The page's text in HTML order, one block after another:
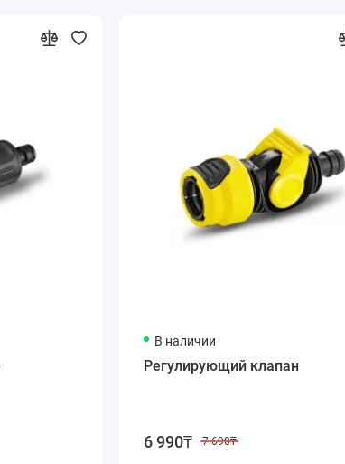
В наличии
Регулирующий клапан
6 990₸ 7 690₸